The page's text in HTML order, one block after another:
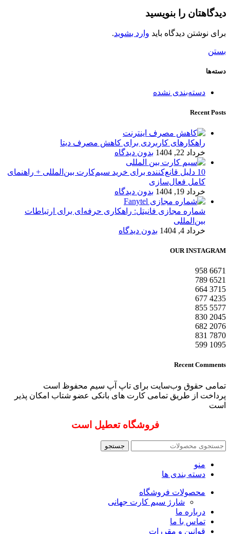
دیدگاهتان را بنویسید
برای نوشتن دیدگاه باید وارد بشوید.
بستن
دسته‌ها
دسته‌بندی نشده
Recent Posts
راهکارهای کاربردی برای کاهش مصرف دیتا
خرداد 22, 1404
بدون دیدگاه
10 دلیل قانع‌کننده برای خرید سیم‌کارت بین‌المللی + راهنمای
کامل فعال‌سازی
خرداد 19, 1404
بدون دیدگاه
شماره مجازی فانیتل: راهکاری حرفه‌ای برای ارتباطات
بین‌المللی
خرداد 4, 1404
بدون دیدگاه
OUR INSTAGRAM
6671
958
6521
789
3715
664
4235
677
5577
855
2045
830
2076
682
7870
831
1095
599
Recent Comments
تمامی حقوق وب‌سایت برای تاپ آپ سیم محفوظ است
پرداخت از طریق تمامی کارت های بانکی عضو شتاب امکان پذیر
است
فروشگاه تعطیل است
جستجو
منو
دسته بندی ها
محصولات فروشگاه
شارژ سیم کارت جهانی
درباره ما
تماس با ما
قوانین و مقررات